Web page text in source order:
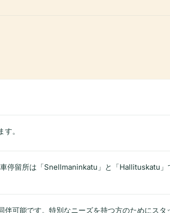
。
停留所は「Snellmaninkatu」と「Hallituskatu」
可能です。特別なニーズを持つ方のためにスタ